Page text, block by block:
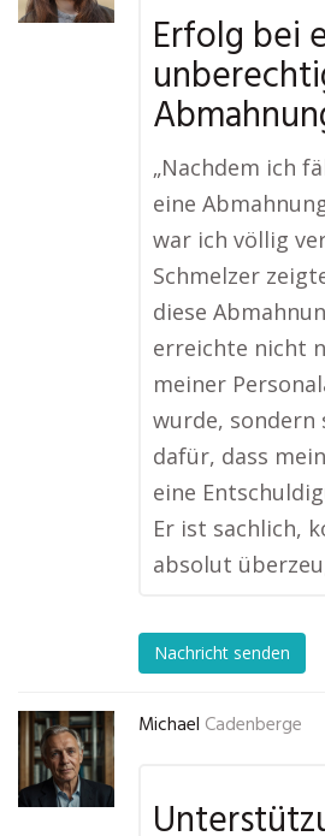
Erfolg bei
„Nachdem ich
eine
war ich völlig
Schmelzer
diese
erreichte nicht
meiner
wurde, sondern
dafür, dass
eine
Er ist sachlich,
absolut
Nachricht senden
Michael Cadenberge